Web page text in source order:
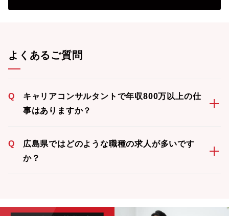
よくあるご質問
Q
キャリアコンサルタントで年収800万以上の仕
事はありますか？
Q
広島県ではどのような職種の求人が多いです
か？